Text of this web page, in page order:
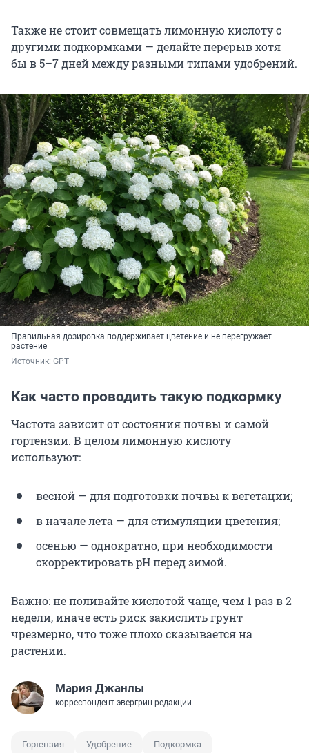
Также не стоит совмещать лимонную кислоту с
другими подкормками — делайте перерыв хотя
бы в 5–7 дней между разными типами удобрений.
Правильная дозировка поддерживает цветение и не перегружает
растение
Источник: GPT
Как часто проводить такую подкормку
Частота зависит от состояния почвы и самой
гортензии. В целом лимонную кислоту
используют:
весной — для подготовки почвы к вегетации;
в начале лета — для стимуляции цветения;
осенью — однократно, при необходимости
скорректировать pH перед зимой.
Важно: не поливайте кислотой чаще, чем 1 раз в 2
недели, иначе есть риск закислить грунт
чрезмерно, что тоже плохо сказывается на
растении.
Мария Джанлы
корреспондент эвергрин-редакции
Гортензия Удобрение Подкормка